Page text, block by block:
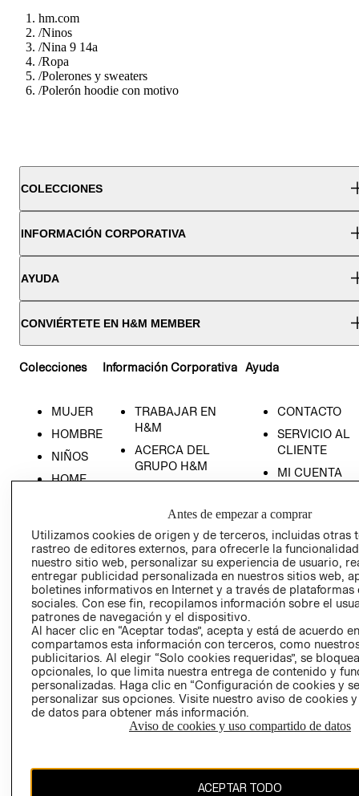
hm.com
/Ninos
/Nina 9 14a
/Ropa
/Polerones y sweaters
/Polerón hoodie con motivo
COLECCIONES
INFORMACIÓN CORPORATIVA
AYUDA
CONVIÉRTETE EN H&M MEMBER
Colecciones
MUJER
HOMBRE
NIÑOS
HOME
Información Corporativa
TRABAJAR EN
H&M
ACERCA DEL
GRUPO H&M
RELACIÓN CON
INVERSIONISTAS
POLÍTICA
EMPRESARIAL
Ayuda
CONTACTO
SERVICIO AL
CLIENTE
MI CUENTA
TIENDAS
- RETIRO EN
TIENDA
TÉRMINOS Y
CONDICIONES
AVISO DE
PRIVACIDAD
GIFT CARD
AVISO DE
COOKIES
Antes de empezar a comprar
Utilizamos cookies de origen y de terceros, incluidas otras
rastreo de editores externos, para ofrecerle la
nuestro sitio web, personalizar su experiencia de usuario,
entregar publicidad personalizada en nuestros sitios web,
boletines informativos en Internet y a través de plataformas
sociales. Con ese fin, recopilamos información sobre el
patrones de navegación y el dispositivo.
Al hacer clic en “Aceptar todas”, acepta y está de acuerdo
compartamos esta información con terceros, como
publicitarios. Al elegir “Solo cookies requeridas”, se
opcionales, lo que limita nuestra entrega de contenido y
personalizadas. Haga clic en “Configuración de cookies y
personalizar sus opciones. Visite nuestro aviso de cookies
de datos para obtener más información.
Aviso de cookies y uso compartido de datos
ACEPTAR TODO